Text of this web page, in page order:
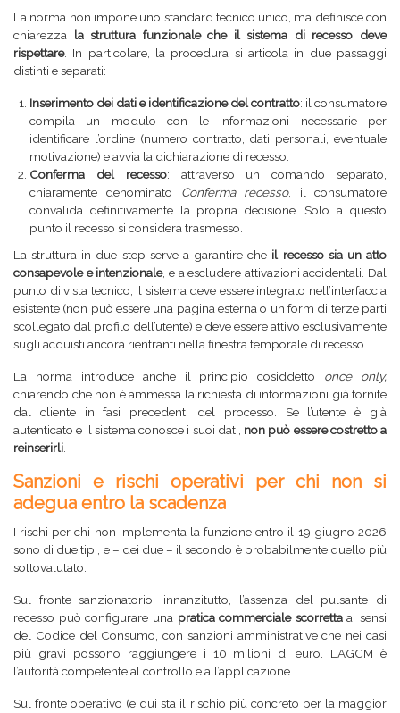
La norma non impone uno standard tecnico unico, ma definisce con
chiarezza la struttura funzionale che il sistema di recesso deve
rispettare. In particolare, la procedura si articola in due passaggi
distinti e separati:
Inserimento dei dati e identificazione del contratto: il consumatore
compila un modulo con le informazioni necessarie per
identificare l’ordine (numero contratto, dati personali, eventuale
motivazione) e avvia la dichiarazione di recesso.
Conferma del recesso: attraverso un comando separato,
chiaramente denominato Conferma recesso, il consumatore
convalida definitivamente la propria decisione. Solo a questo
punto il recesso si considera trasmesso.
La struttura in due step serve a garantire che il recesso sia un atto
consapevole e intenzionale, e a escludere attivazioni accidentali. Dal
punto di vista tecnico, il sistema deve essere integrato nell’interfaccia
esistente (non può essere una pagina esterna o un form di terze parti
scollegato dal profilo dell’utente) e deve essere attivo esclusivamente
sugli acquisti ancora rientranti nella finestra temporale di recesso.
La norma introduce anche il principio cosiddetto once only,
chiarendo che non è ammessa la richiesta di informazioni già fornite
dal cliente in fasi precedenti del processo. Se l’utente è già
autenticato e il sistema conosce i suoi dati, non può essere costretto a
reinserirli
Sanzioni e rischi operativi per chi non si
adegua entro la scadenza
I rischi per chi non implementa la funzione entro il 19 giugno 2026
sono di due tipi, e – dei due – il secondo è probabilmente quello più
sottovalutato.
Sul fronte sanzionatorio, innanzitutto, l’assenza del pulsante di
recesso può configurare una pratica commerciale scorrettaai sensi
del Codice del Consumo, con sanzioni amministrative che nei casi
più gravi possono raggiungere i 10 milioni di euro. L’AGCM è
l’autorità competente al controllo e all’applicazione.
Sul fronte operativo (e qui sta il rischio più concreto per la maggior